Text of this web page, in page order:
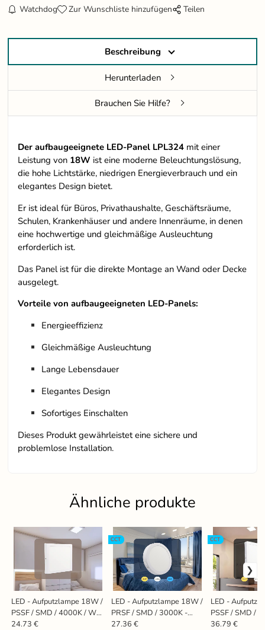
Watchdog Zur Wunschliste hinzufügen Teilen
Beschreibung
Herunterladen
Brauchen Sie Hilfe?
Der aufbaugeeignete LED-Panel LPL324 mit einer
Leistung von 18W ist eine moderne Beleuchtungslösung,
die hohe Lichtstärke, niedrigen Energieverbrauch und ein
elegantes Design bietet.
Er ist ideal für Büros, Privathaushalte, Geschäftsräume,
Schulen, Krankenhäuser und andere Innenräume, in denen
eine hochwertige und gleichmäßige Ausleuchtung
erforderlich ist.
Das Panel ist für die direkte Montage an Wand oder Decke
ausgelegt.
Vorteile von aufbaugeeigneten LED-Panels:
Energieeffizienz
Gleichmäßige Ausleuchtung
Lange Lebensdauer
Elegantes Design
Sofortiges Einschalten
Dieses Produkt gewährleistet eine sichere und
problemlose Installation.
Ähnliche produkte
LED - Aufputzlampe 18W /
PSSF / SMD / 4000K / WH
- LPL424
24.73 €
LED - Aufputzlampe 18W /
PRSF / SMD / 3000K -
4000K - 6000K / WH -
CCT
27.36 €
LED -
PSSF / SMD /
4000K -
CCT
36.79 €